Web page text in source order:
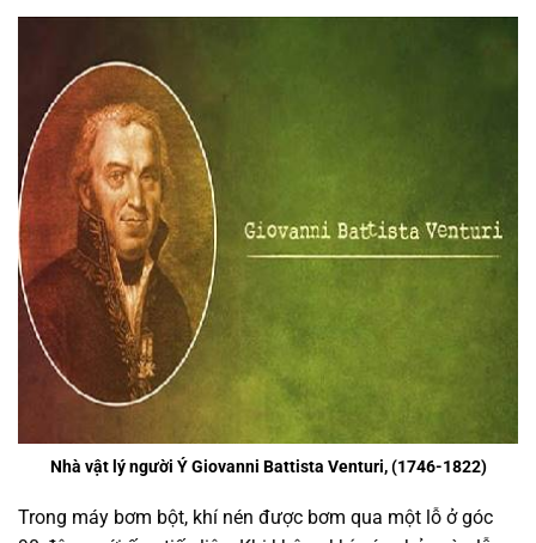
Nhà vật lý người Ý Giovanni Battista Venturi, (1746-1822)
Trong máy bơm bột, khí nén được bơm qua một lỗ ở góc